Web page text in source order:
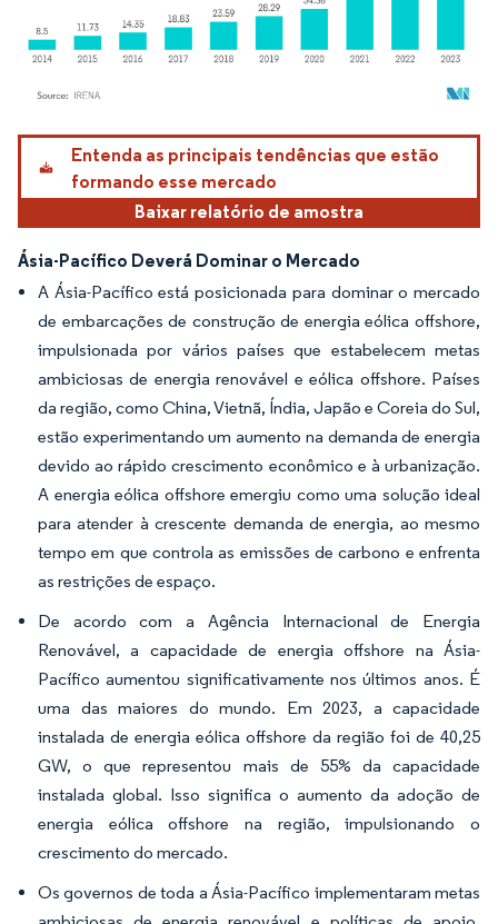
Imagem © Mordor Intelligence. O reuso requer atribuição conforme CC BY 4.0.
Entenda as principais tendências que estão
formando esse mercado
Baixar relatório de amostra
Ásia-Pacífico Deverá Dominar o Mercado
A Ásia-Pacífico está posicionada para dominar o mercado
de embarcações de construção de energia eólica offshore,
impulsionada por vários países que estabelecem metas
ambiciosas de energia renovável e eólica offshore. Países
da região, como China, Vietnã, Índia, Japão e Coreia do Sul,
estão experimentando um aumento na demanda de energia
devido ao rápido crescimento econômico e à urbanização.
A energia eólica offshore emergiu como uma solução ideal
para atender à crescente demanda de energia, ao mesmo
tempo em que controla as emissões de carbono e enfrenta
as restrições de espaço.
De acordo com a Agência Internacional de Energia
Renovável, a capacidade de energia offshore na Ásia-
Pacífico aumentou significativamente nos últimos anos. É
uma das maiores do mundo. Em 2023, a capacidade
instalada de energia eólica offshore da região foi de 40,25
GW, o que representou mais de 55% da capacidade
instalada global. Isso significa o aumento da adoção de
energia eólica offshore na região, impulsionando o
crescimento do mercado.
Os governos de toda a Ásia-Pacífico implementaram metas